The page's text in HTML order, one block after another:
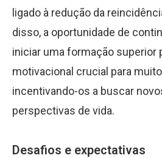
ligado à redução da
disso, a oportunidade de
iniciar uma formação superior
motivacional crucial para
incentivando-os a buscar
perspectivas de vida.
Desafios e expectativas